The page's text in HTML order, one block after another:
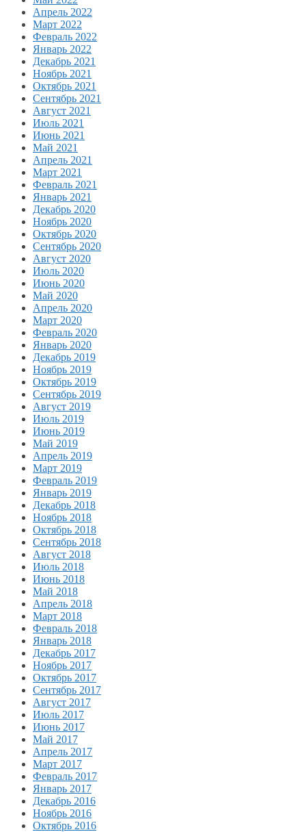
Апрель 2022
Март 2022
Февраль 2022
Январь 2022
Декабрь 2021
Ноябрь 2021
Октябрь 2021
Сентябрь 2021
Август 2021
Июль 2021
Июнь 2021
Май 2021
Апрель 2021
Март 2021
Февраль 2021
Январь 2021
Декабрь 2020
Ноябрь 2020
Октябрь 2020
Сентябрь 2020
Август 2020
Июль 2020
Июнь 2020
Май 2020
Апрель 2020
Март 2020
Февраль 2020
Январь 2020
Декабрь 2019
Ноябрь 2019
Октябрь 2019
Сентябрь 2019
Август 2019
Июль 2019
Июнь 2019
Май 2019
Апрель 2019
Март 2019
Февраль 2019
Январь 2019
Декабрь 2018
Ноябрь 2018
Октябрь 2018
Сентябрь 2018
Август 2018
Июль 2018
Июнь 2018
Май 2018
Апрель 2018
Март 2018
Февраль 2018
Январь 2018
Декабрь 2017
Ноябрь 2017
Октябрь 2017
Сентябрь 2017
Август 2017
Июль 2017
Июнь 2017
Май 2017
Апрель 2017
Март 2017
Февраль 2017
Январь 2017
Декабрь 2016
Ноябрь 2016
Октябрь 2016